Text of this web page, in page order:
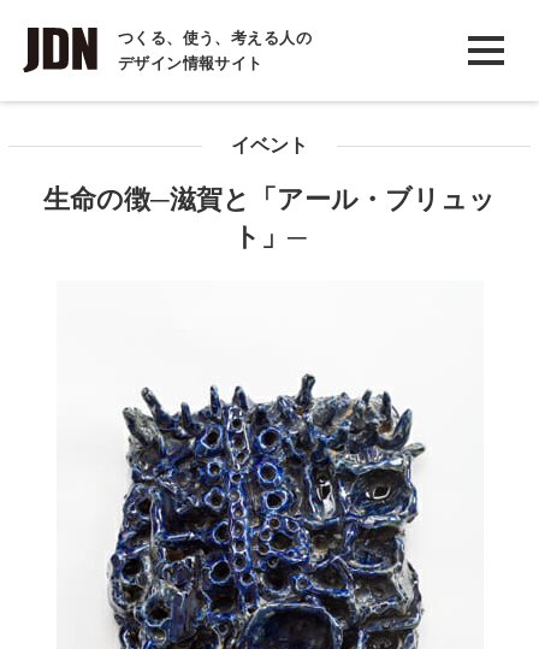
つくる、使う、考える人の
デザイン情報サイト
INTERVIEW
インタビュー
イベント
生命の徴─滋賀と「アール・ブリュッ
ト」─